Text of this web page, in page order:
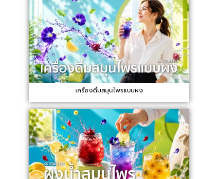
เครื่องดื่มสมุนไพรแบบผง